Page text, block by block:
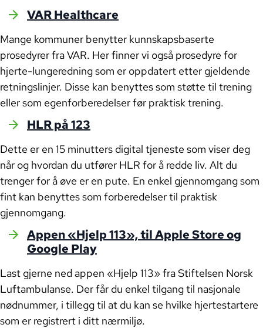
VAR Healthcare
Mange kommuner benytter kunnskapsbaserte
prosedyrer fra VAR. Her finner vi også prosedyre for
hjerte-lungeredning som er oppdatert etter gjeldende
retningslinjer. Disse kan benyttes som støtte til trening
eller som egenforberedelser før praktisk trening.
HLR på 123
Dette er en 15 minutters digital tjeneste som viser deg
når og hvordan du utfører HLR for å redde liv. Alt du
trenger for å øve er en pute. En enkel gjennomgang som
fint kan benyttes som forberedelser til praktisk
gjennomgang.
Appen «Hjelp 113», til Apple Store og
Google Play
Last gjerne ned appen «Hjelp 113» fra Stiftelsen Norsk
Luftambulanse. Der får du enkel tilgang til nasjonale
nødnummer, i tillegg til at du kan se hvilke hjertestartere
som er registrert i ditt nærmiljø.